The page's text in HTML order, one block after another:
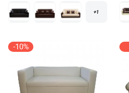
+1
-10%